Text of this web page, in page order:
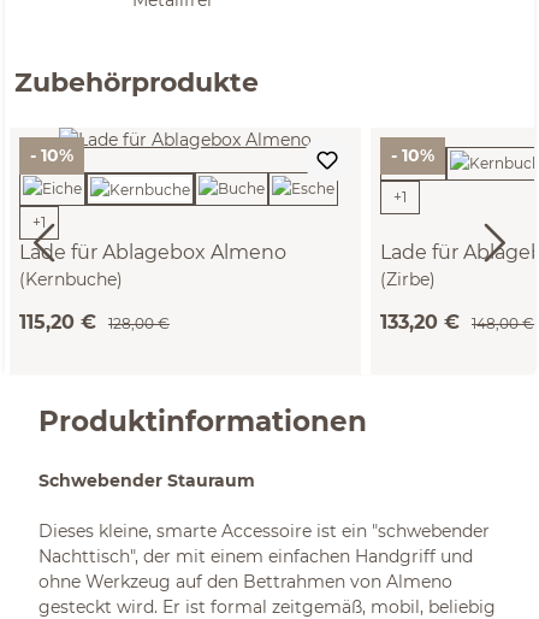
Zubehörprodukte
- 10%
Lade für Ablagebox Almeno
(Kernbuche)
+1
115,20 € 128,00 €
- 10%
Lade für
(Zirbe)
+1
133,20 € 148,00 €
Produktinformationen
Schwebender Stauraum
Dieses kleine, smarte Accessoire ist ein "schwebender
Nachttisch", der mit einem einfachen Handgriff und
ohne Werkzeug auf den Bettrahmen von Almeno
gesteckt wird. Er ist formal zeitgemäß, mobil, beliebig